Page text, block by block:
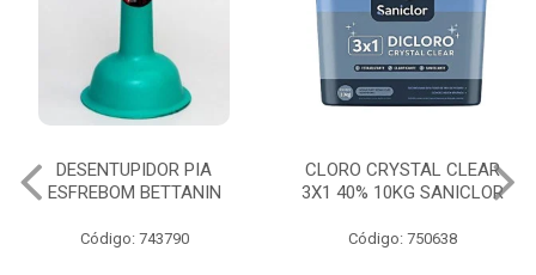
DESENTUPIDOR PIA
ESFREBOM BETTANIN
Código: 743790
CLORO CRYSTAL CLEAR
3X1 40% 10KG SANICLOR
Código: 750638